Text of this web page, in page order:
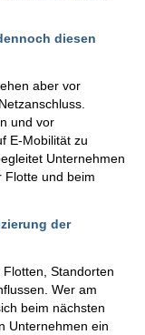
diesen
aber vor
und vor
E-Mobilität zu
Unternehmen
Flotte und beim
der
Standorten
Wer am
beim nächsten
Unternehmen ein